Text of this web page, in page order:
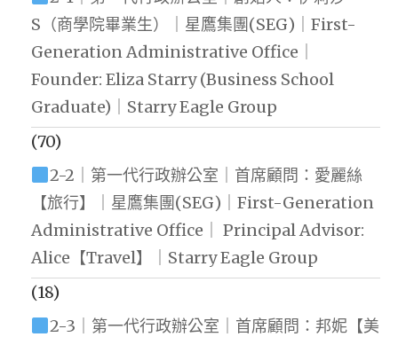
S（商學院畢業生）｜星鷹集團(SEG)｜First-
Generation Administrative Office｜
Founder: Eliza Starry (Business School
Graduate)｜Starry Eagle Group
(70)
2-2｜第一代行政辦公室｜首席顧問：愛麗絲
【旅行】｜星鷹集團(SEG)｜First-Generation
Administrative Office｜ Principal Advisor:
Alice【Travel】｜Starry Eagle Group
(18)
2-3｜第一代行政辦公室｜首席顧問：邦妮【美